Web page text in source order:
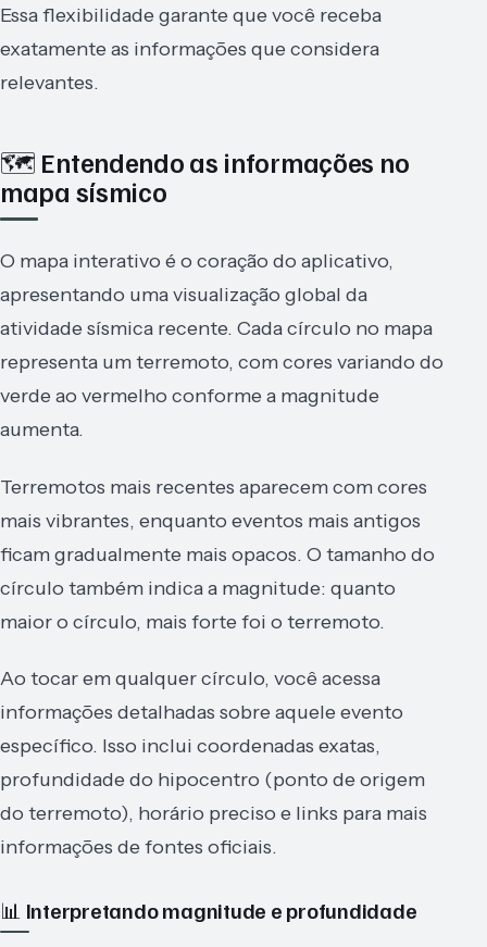
Essa flexibilidade garante que você receba
exatamente as informações que considera
relevantes.
🗺️ Entendendo as informações no
mapa sísmico
O mapa interativo é o coração do aplicativo,
apresentando uma visualização global da
atividade sísmica recente. Cada círculo no mapa
representa um terremoto, com cores variando do
verde ao vermelho conforme a magnitude
aumenta.
Terremotos mais recentes aparecem com cores
mais vibrantes, enquanto eventos mais antigos
ficam gradualmente mais opacos. O tamanho do
círculo também indica a magnitude: quanto
maior o círculo, mais forte foi o terremoto.
Ao tocar em qualquer círculo, você acessa
informações detalhadas sobre aquele evento
específico. Isso inclui coordenadas exatas,
profundidade do hipocentro (ponto de origem
do terremoto), horário preciso e links para mais
informações de fontes oficiais.
📊 Interpretando magnitude e profundidade